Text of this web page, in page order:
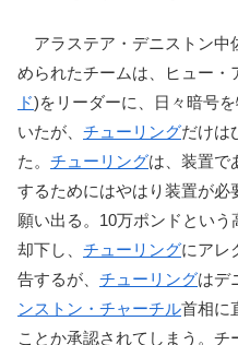
アラステア・デニストン中
められたチームは、ヒュー・
ド)をリーダーに、日々暗号
いたが、 チューリングだけは
た。 チューリングは、装置で
するためにはやはり装置が必
願い出る。10万ポンドとい
却下し、 チューリングにアレ
告するが、 チューリングはデ
ンストン・チャーチル首相に
ことか承認されてしまう。チ